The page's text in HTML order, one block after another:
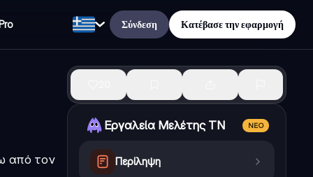
Σύνδεση Κατέβασε την εφαρμογή
από τον
Εργαλεία Μελέτης ΤΝ ΝΈΟ
Περίληψη